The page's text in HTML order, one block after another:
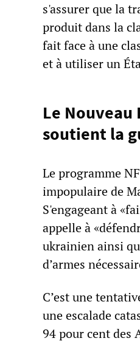
s'assurer que la
produit dans la
fait face à une
et à utiliser un
Le
soutient la
Le programme
impopulaire de
S'engageant à
appelle à
ukrainien ainsi
d’armes
C’est une
une escalade
94 pour cent des